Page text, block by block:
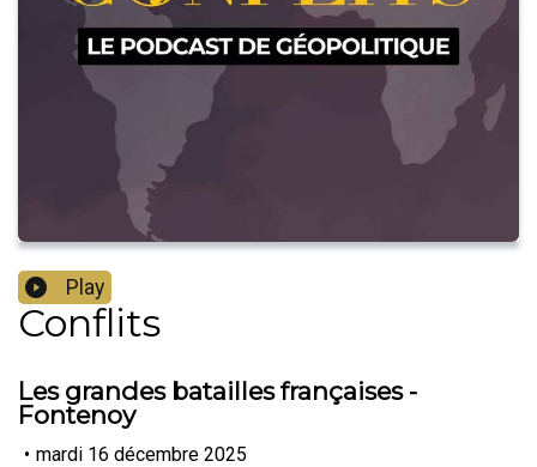
Play
Conflits
Les grandes batailles françaises -
Fontenoy
• mardi 16 décembre 2025